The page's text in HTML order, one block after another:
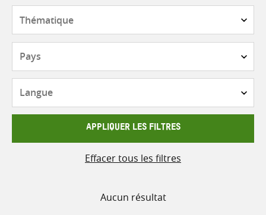
contenu
APPLIQUER LES FILTRES
Effacer tous les filtres
Aucun résultat